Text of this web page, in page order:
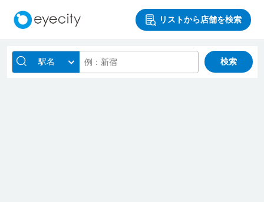
リストから店舗を検索
駅名 検索